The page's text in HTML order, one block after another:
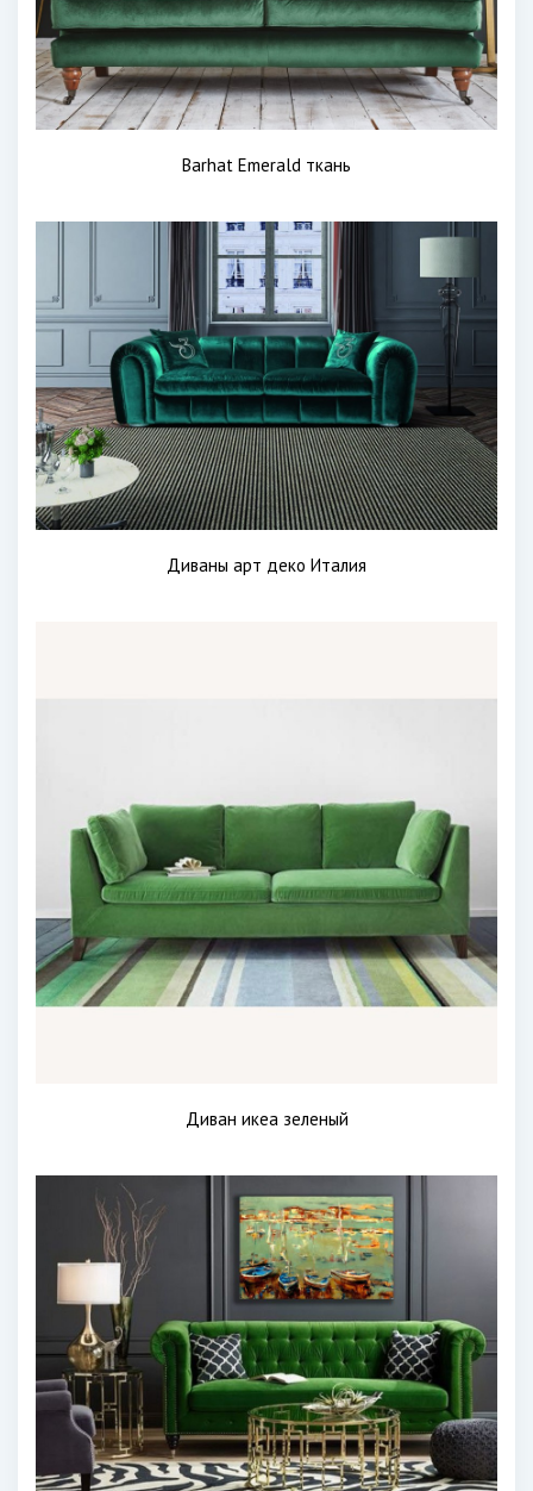
Barhat Emerald ткань
Диваны арт деко Италия
Диван икеа зеленый